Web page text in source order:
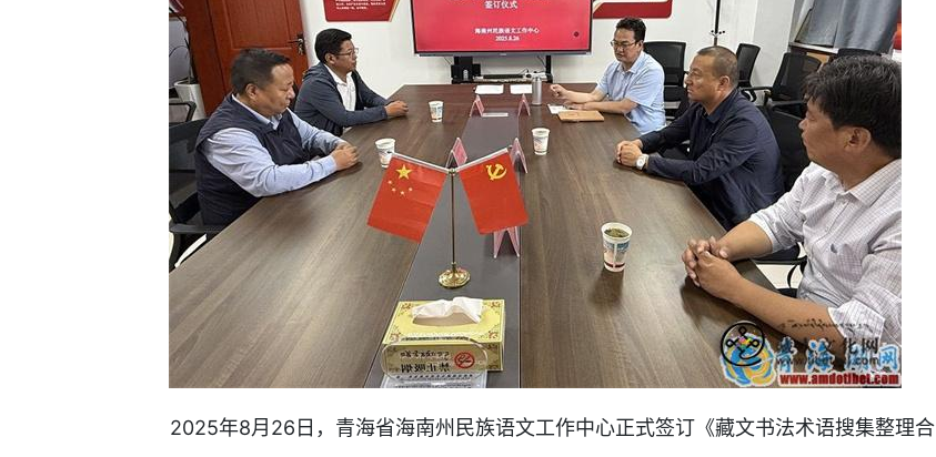
2025年8月26日，青海省海南州民族语文工作中心正式签订《藏文书法术语搜集整理合